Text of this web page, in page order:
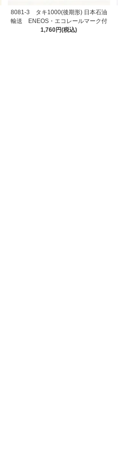
8081-3 タキ1000(後期形) 日本石油
輸送 ENEOS・エコレールマーク付
1,760円(税込)